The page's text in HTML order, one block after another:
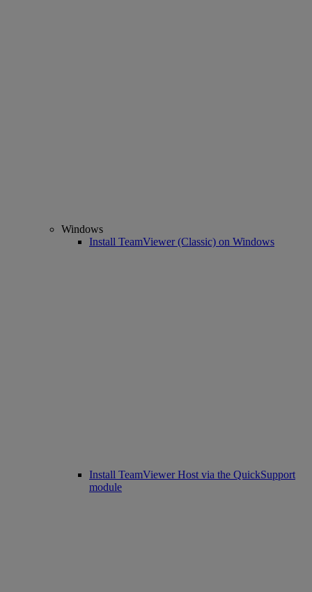
Windows
Install TeamViewer (Classic) on Windows
Install TeamViewer Host via the QuickSupport
module